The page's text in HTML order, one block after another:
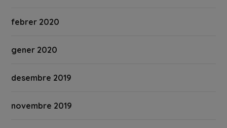
febrer 2020
gener 2020
desembre 2019
novembre 2019